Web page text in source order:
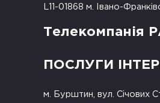
L11-01868 м. Івано-
Телекомпанія
ПОСЛУГИ
м. Бурштин, вул. Січових